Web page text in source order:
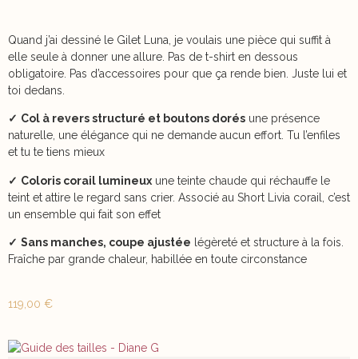
client
Quand j’ai dessiné le Gilet Luna, je voulais une pièce qui suffit à
elle seule à donner une allure. Pas de t-shirt en dessous
obligatoire. Pas d’accessoires pour que ça rende bien. Juste lui et
toi dedans.
✓ Col à revers structuré et boutons dorés une présence
naturelle, une élégance qui ne demande aucun effort. Tu l’enfiles
et tu te tiens mieux
✓ Coloris corail lumineux une teinte chaude qui réchauffe le
teint et attire le regard sans crier. Associé au Short Livia corail, c’est
un ensemble qui fait son effet
✓ Sans manches, coupe ajustée légèreté et structure à la fois.
Fraîche par grande chaleur, habillée en toute circonstance
119,00 €